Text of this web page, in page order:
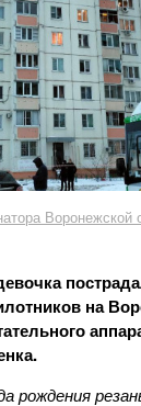
Воронежской
на
рождения